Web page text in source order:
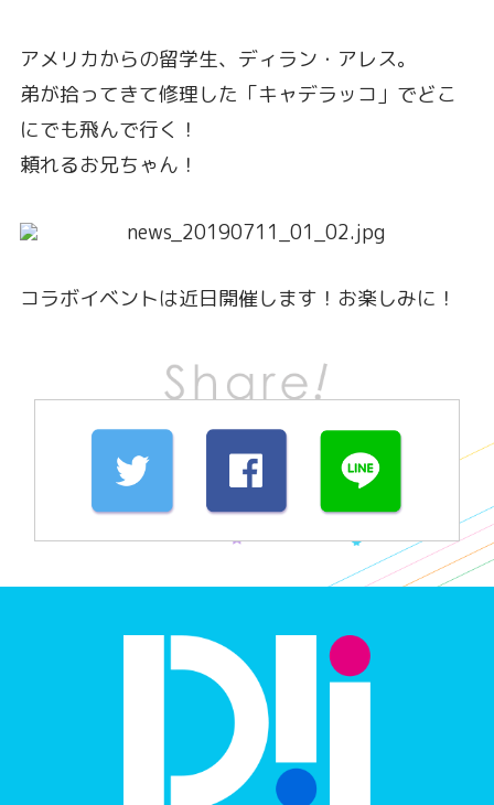
アメリカからの留学生、ディラン・アレス。
弟が拾ってきて修理した「キャデラッコ」でどこ
にでも飛んで行く！
頼れるお兄ちゃん！
コラボイベントは近日開催します！お楽しみに！